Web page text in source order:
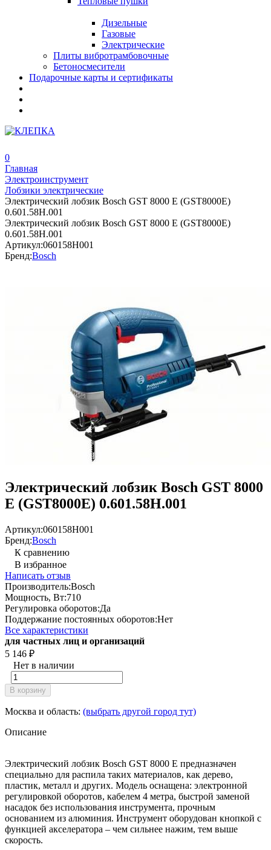
Дизельные
Газовые
Электрические
Плиты вибротрамбовочные
Бетоносмесители
Подарочные карты и сертификаты
0
Главная
Электроинструмент
Лобзики электрические
Электрический лобзик Bosch GST 8000 E (GST8000E)
0.601.58H.001
Электрический лобзик Bosch GST 8000 E (GST8000E)
0.601.58H.001
Артикул:060158H001
Бренд:Bosch
Электрический лобзик Bosch GST 8000
E (GST8000E) 0.601.58H.001
Артикул:060158H001
Бренд:Bosch
К сравнению
В избранное
Написать отзыв
Производитель:Bosch
Мощность, Вт:710
Регулировка оборотов:Да
Поддержание постоянных оборотов:Нет
Все характеристики
для частных лиц и организаций
5 146 ₽
Нет в наличии
В корзину
Москва и область: (выбрать другой город тут)
Описание
Электрический лобзик Bosch GST 8000 E предназначен
специально для распила таких материалов, как дерево,
пластик, металл и других. Модель оснащена: электронной
регулировкой оборотов, кабелем 4 метра, быстрой заменой
насадок без использования инструмента, прочным
основанием из алюминия. Инструмент оборудован кнопкой с
функцией акселератора – чем сильнее нажим, тем выше
скорость.